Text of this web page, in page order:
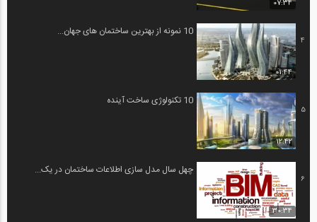
07:34
4
01:44
10 نمونه از بهترین ساختمان های جهان...
5
12:42
10 تکنولوژی ساخت آینده
6
30:34
چهل سال مدل سازی اطلاعات ساختمان در یک...